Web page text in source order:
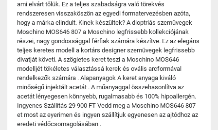
ami elvárt tőlük. Ez a teljes szabadságra való törekvés
rendszeresen visszaköszön az egyedi formatervezésben azóta,
hogy a márka elindult. Kinek készültek? A dioptriás szemüvegek
Moschino MOS646 807 a Moschino legfrissebb kollekciójának
részei, nagy gondossággal férfiak számára készítve. Ez az elegáns
teljes keretes modell a kortárs designer szemüvegek legfrissebb
divatját követi. A szögletes keret teszi a Moschino MOS646
modelljét tökéletes választássá kerek és ovális arcformával
rendelkezők számára . Alapanyagok A keret anyaga kiváló
minőségű injektált acetát . A műanyaggal összehasonlítva az
acetát lényegesen könnyebb, rugalmasabb és 100% hipoallergén.
Ingyenes Szállítás 29 900 FT Vedd meg a Moschino MOS646 807 -
et most az eyerimen és ingyen szállítjuk egyenesen az ajtódhoz az
eredeti védőcsomagolásában .